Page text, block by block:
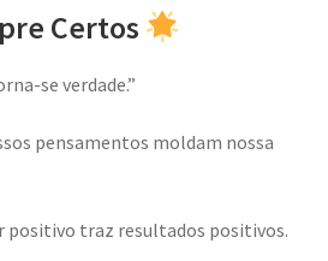
Certos
se verdade.”
pensamentos moldam nossa
positivo traz resultados positivos.